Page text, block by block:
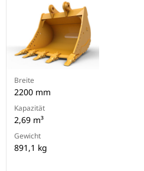
Breite
2200 mm
Kapazität
2,69 m³
Gewicht
891,1 kg